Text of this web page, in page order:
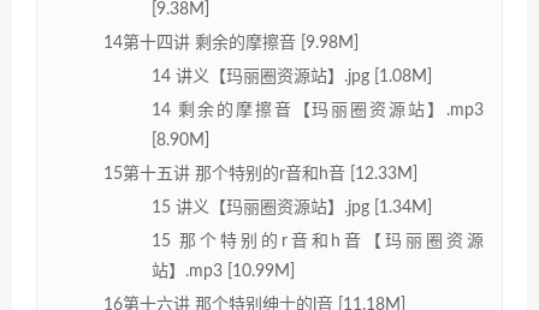
[9.38M]
14第十四讲 剩余的摩擦音 [9.98M]
14 讲义【玛丽圈资源站】.jpg [1.08M]
14 剩余的摩擦音【玛丽圈资源站】.mp3
[8.90M]
15第十五讲 那个特别的r音和h音 [12.33M]
15 讲义【玛丽圈资源站】.jpg [1.34M]
15 那个特别的r音和h音【玛丽圈资源
站】.mp3 [10.99M]
16第十六讲 那个特别绅士的l音 [11.18M]